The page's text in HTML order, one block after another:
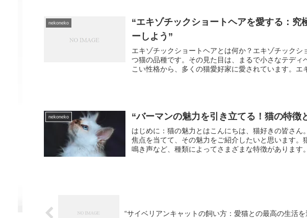
nekoneko
“エキゾチックショートヘアを愛する：究
ーしよう”
エキゾチックショートヘアとは何か？エキゾチック
つ猫の品種です。その見た目は、まるで小さなテディ
こい性格から、多くの猫愛好家に愛されています。エ
nekoneko “バーマンの魅力を引き立てる！猫の特徴
はじめに：猫の魅力とはこんにちは、猫好きの皆さ
焦点を当てて、その魅力をご紹介したいと思います。
鳴き声など、種類によってさまざまな特徴があります
“サイベリアンキャットの飼い方：愛猫との最高の生活